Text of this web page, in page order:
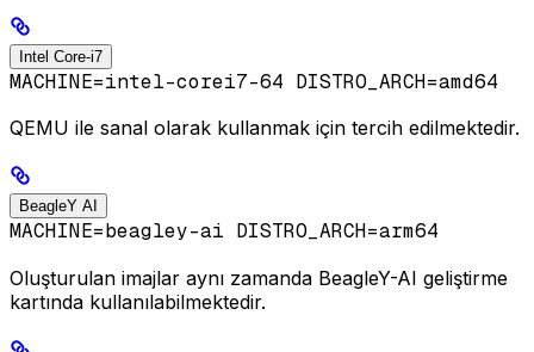
Intel Core-i7
MACHINE=intel-corei7-64 DISTRO_ARCH=amd64
QEMU ile sanal olarak kullanmak için tercih edilmektedir.
BeagleY AI
MACHINE=beagley-ai DISTRO_ARCH=arm64
Oluşturulan imajlar aynı zamanda BeagleY-AI geliştirme
kartında kullanılabilmektedir.